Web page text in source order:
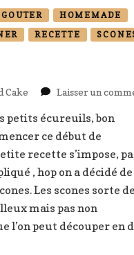
GOUTER
HOMEMADE
RECETTE
Cake Laisser un
petits écureuils, bon
ce début de
recette s’impose,
, hop on a décidé de
Les scones sorte
mais pas non
l’on peut découper en